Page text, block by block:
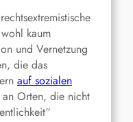
rechtsextremistische
kaum
und Vernetzung
die das
auf sozialen
an Orten, die nicht